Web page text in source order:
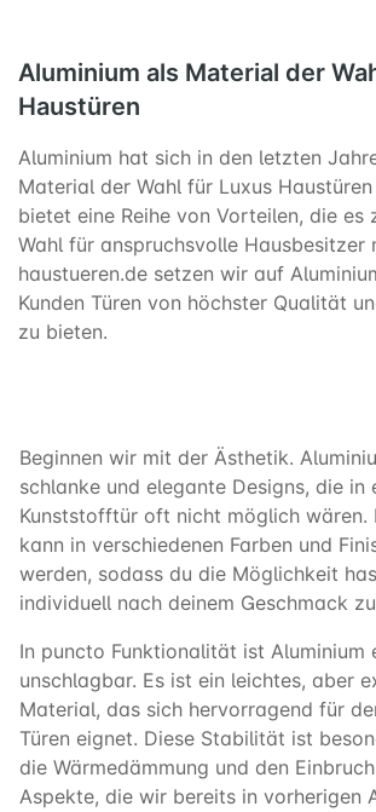
Aluminium als Material der
Haustüren
Aluminium hat sich in den letzten
Material der Wahl für Luxus
bietet eine Reihe von Vorteilen, die es
Wahl für anspruchsvolle Hausbesitzer
haustueren.de setzen wir auf
Kunden Türen von höchster Qualität
zu bieten.
Beginnen wir mit der Ästhetik.
schlanke und elegante Designs, die in
Kunststofftür oft nicht möglich wären.
kann in verschiedenen Farben und
werden, sodass du die Möglichkeit
individuell nach deinem Geschmack
In puncto Funktionalität ist Aluminium
unschlagbar. Es ist ein leichtes, aber
Material, das sich hervorragend für
Türen eignet. Diese Stabilität ist
die Wärmedämmung und den
Aspekte, die wir bereits in vorherigen